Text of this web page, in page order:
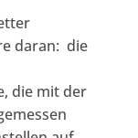
daran: die
die mit der